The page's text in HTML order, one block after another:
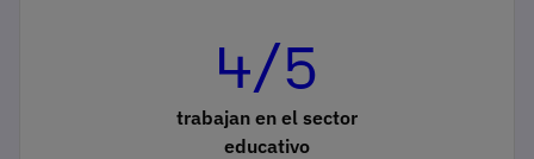
4/5
trabajan en el sector
educativo